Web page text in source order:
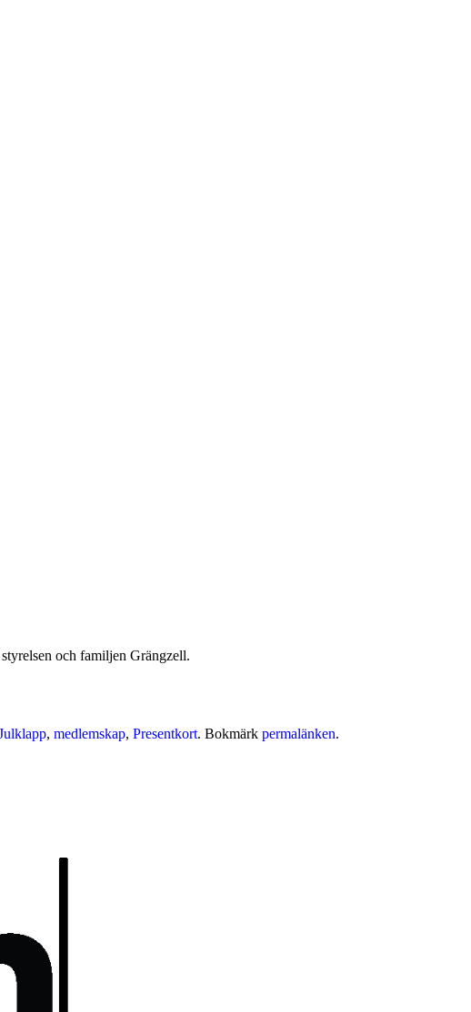
och familjen Grängzell.
, medlemskap, Presentkort. Bokmärk permalänken.